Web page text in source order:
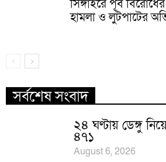
সিঙ্গাইরে পূর্ব
হামলা ও লুটপাটের
সর্বশেষ সংবাদ
২৪ ঘণ্টায় ডেঙ্গু
৪৭১
August 6, 2026